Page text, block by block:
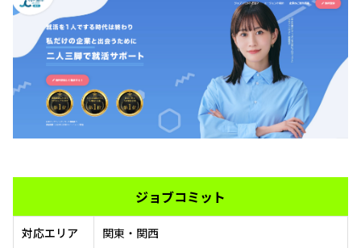
ジョブコミット
対応エリア 関東・関西